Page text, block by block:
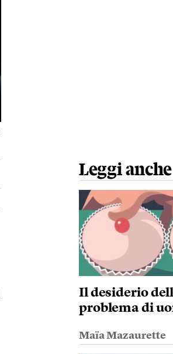
Leggi anche
Il desiderio
problema di
Maïa Mazaurette